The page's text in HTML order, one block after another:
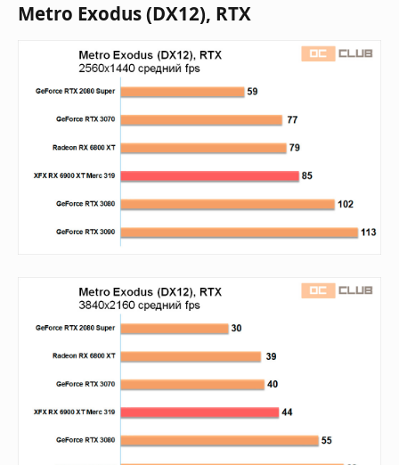
Metro Exodus (DX12), RTX